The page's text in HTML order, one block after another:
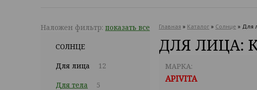
Наложен фильтр: показать все
СОЛНЦЕ
Для лица 12
Для тела 5
Главная » Каталог » Солнце » Для
ДЛЯ ЛИЦА:
МАРКА:
APIVITA